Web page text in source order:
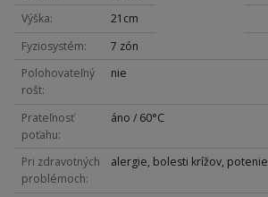
Výška
21cm
Fyziosystém
7 zón
Polohovateľný
rošt
nie
Prateľnosť
poťahu
áno / 60°C
Pri zdravotných
problémoch
alergie, bolesti krížov, potenie